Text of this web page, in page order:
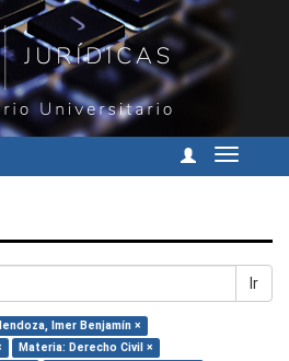
Cambiar
Ir
Imer Benjamín ×
Materia: Derecho Civil ×